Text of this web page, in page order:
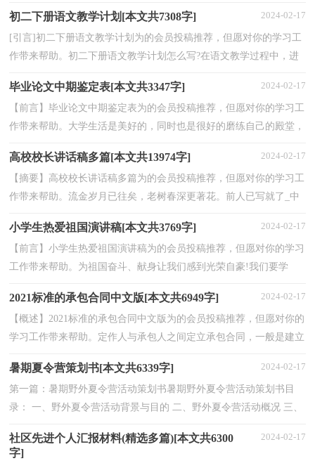
初二下册语文教学计划[本文共7308字] 2024-02-17
[引言]初二下册语文教学计划为的会员投稿推荐，但愿对你的学习工
作带来帮助。初二下册语文教学计划怎么写?在语文教学过程中，进
毕业论文中期鉴定表[本文共3347字] 2024-02-17
【前言】毕业论文中期鉴定表为的会员投稿推荐，但愿对你的学习工
作带来帮助。大学生活是美好的，同时也是很好的磨练自己的殿堂，
高校校长讲话稿多篇[本文共13974字] 2024-02-17
【摘要】高校校长讲话稿多篇为的会员投稿推荐，但愿对你的学习工
作带来帮助。流金岁月已往矣，老树春深更著花。前人已写就了_中
小学生热爱祖国演讲稿[本文共3769字] 2024-02-17
【前言】小学生热爱祖国演讲稿为的会员投稿推荐，但愿对你的学习
工作带来帮助。为祖国奋斗、献身让我们感到光荣自豪!我们要学
2021标准的承包合同中文版[本文共6949字] 2024-02-17
【概述】2021标准的承包合同中文版为的会员投稿推荐，但愿对你的
学习工作带来帮助。定作人与承包人之间定立承包合同，一般是建立
暑期夏令营策划书[本文共6339字] 2024-02-17
第一篇：暑期野外夏令营活动策划书暑期野外夏令营活动策划书目
录： 一、野外夏令营活动背景与目的 二、野外夏令营活动概况 三、
社区先进个人汇报材料(精选多篇)[本文共6300
字]
2024-02-17